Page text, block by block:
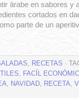
árabe en sabores y
cortados en
parte de un
, RECETAS ·
, FACÍL
, NAVIDAD, RECETA,